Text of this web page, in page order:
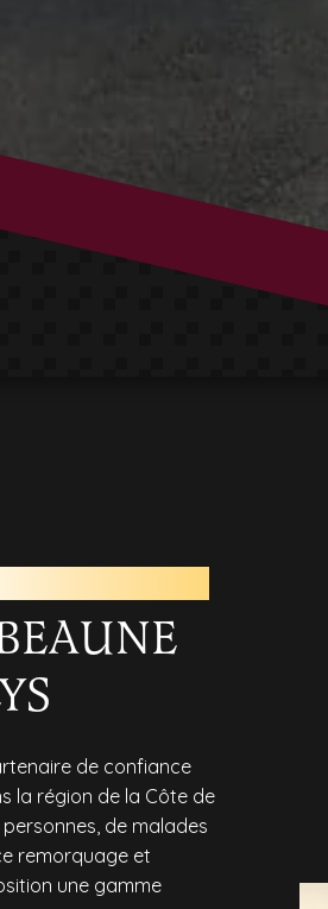
de confiance
la région de la Côte de
de malades
remorquage et
une gamme